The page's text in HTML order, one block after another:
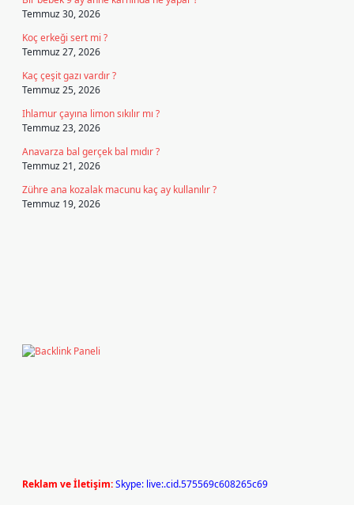
Temmuz 30, 2026
Koç erkeği sert mi ?
Temmuz 27, 2026
Kaç çeşit gazı vardır ?
Temmuz 25, 2026
Ihlamur çayına limon sıkılır mı ?
Temmuz 23, 2026
Anavarza bal gerçek bal mıdır ?
Temmuz 21, 2026
Zühre ana kozalak macunu kaç ay kullanılır ?
Temmuz 19, 2026
Reklam ve İletişim:Skype: live:.cid.575569c608265c69